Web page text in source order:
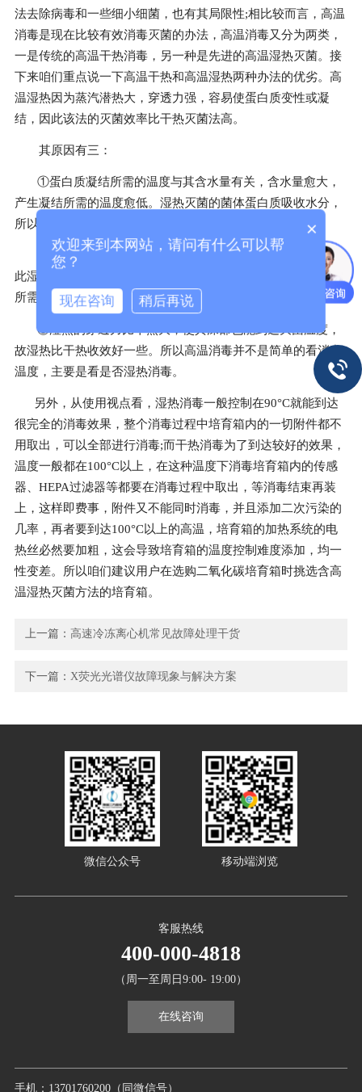
法去除病毒和一些细小细菌，也有其局限性;相比较而言，高温
消毒是现在比较有效消毒灭菌的办法，高温消毒又分为两类，
一是传统的高温干热消毒，另一种是先进的高温湿热灭菌。接
下来咱们重点说一下高温干热和高温湿热两种办法的优劣。高
温湿热因为蒸汽潜热大，穿透力强，容易使蛋白质变性或凝
结，因此该法的灭菌效率比干热灭菌法高。
其原因有三：
①蛋白质凝结所需的温度与其含水量有关，含水量愈大，
产生凝结所需的温度愈低。湿热灭菌的菌体蛋白质吸收水分，
所以较同一温度的干热空气中易于凝结。
②湿热灭菌过程中蒸汽放出大量潜热，加速提高湿度。因
此湿热灭菌比干热所需温度低，如在同一温度下，则湿热灭菌
所需时刻比干热短。
③湿热的穿透力比干热大，使其深部也能到达灭菌温度，
故湿热比干热收效好一些。所以高温消毒并不是简单的看消毒
温度，主要是看是否湿热消毒。
另外，从使用视点看，湿热消毒一般控制在90°C就能到达
很完全的消毒效果，整个消毒过程中培育箱内的一切附件都不
用取出，可以全部进行消毒;而干热消毒为了到达较好的效果，
温度一般都在100°C以上，在这种温度下消毒培育箱内的传感
器、HEPA过滤器等都要在消毒过程中取出，等消毒结束再装
上，这样即费事，附件又不能同时消毒，并且添加二次污染的
几率，再者要到达100°C以上的高温，培育箱的加热系统的电
热丝必然要加粗，这会导致培育箱的温度控制难度添加，均一
性变差。所以咱们建议用户在选购二氧化碳培育箱时挑选含高
温湿热灭菌方法的培育箱。
上一篇： 高速冷冻离心机常见故障处理干货
下一篇： X荧光光谱仪故障现象与解决方案
手机：13701760200（同微信号）
客服热线
400-000-4818
（周一至周日9:00- 19:00）
在线咨询
微信公众号 移动端浏览
×
欢迎来到本网站，请问有什么可以帮
您？
现在咨询 稍后再说